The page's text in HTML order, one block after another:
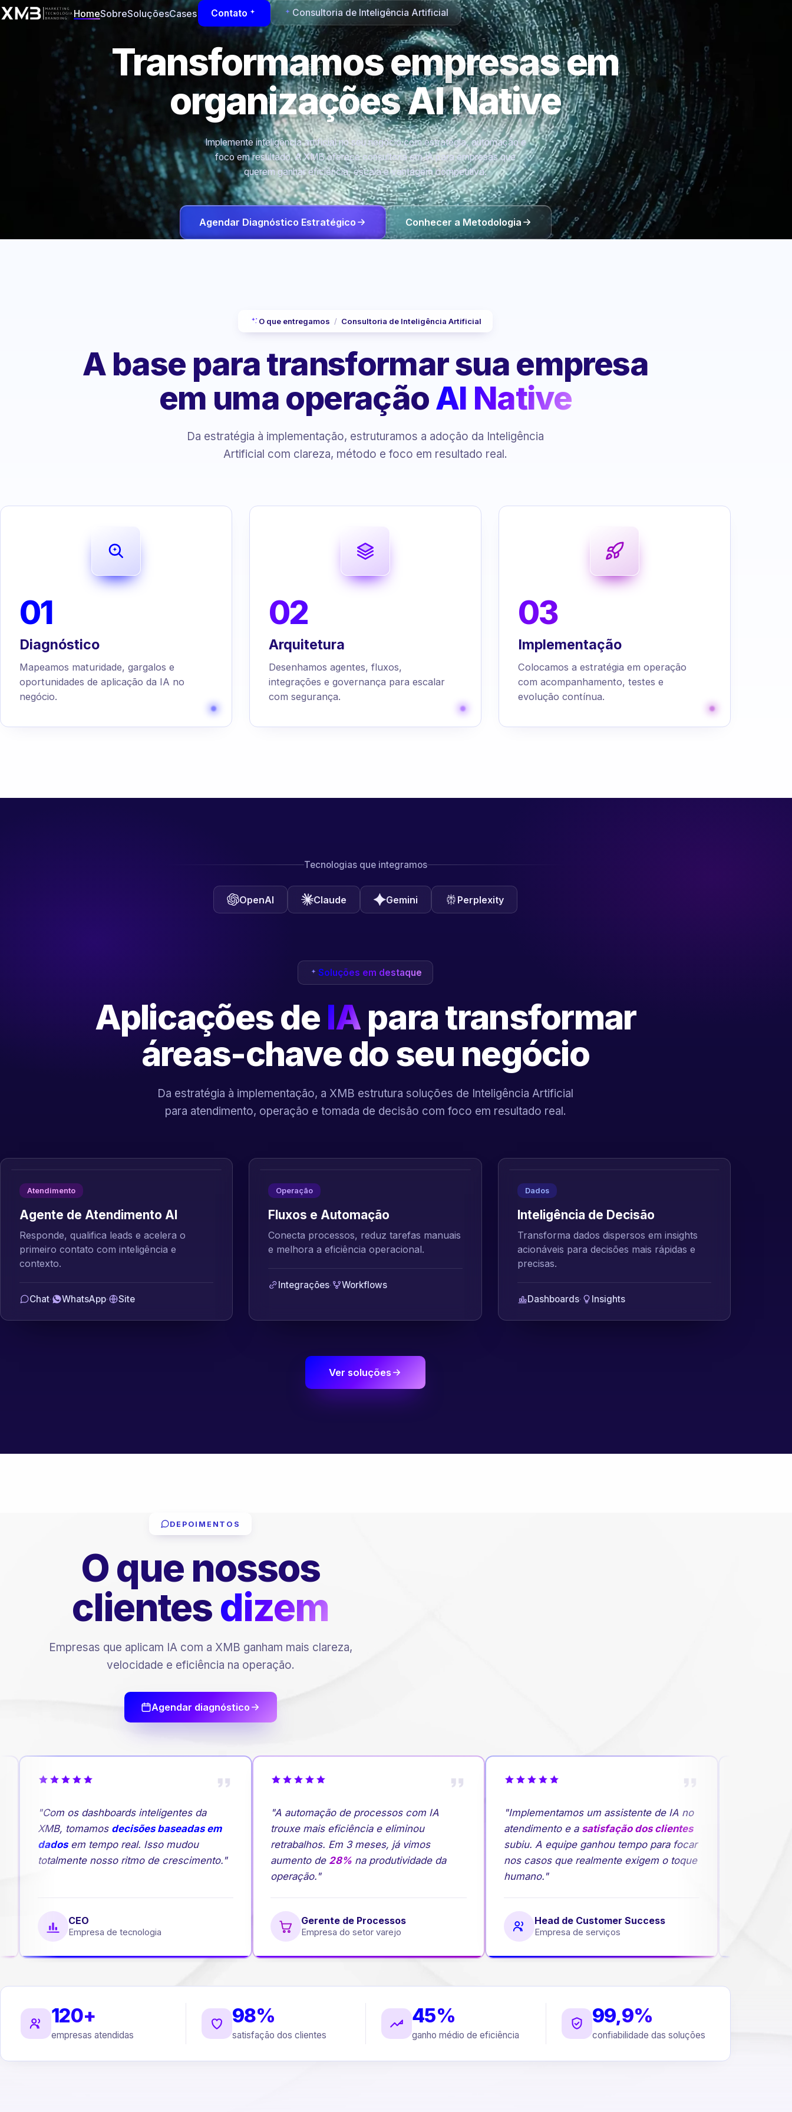
HomeSobreSoluçõesCases Contato Consultoria de Inteligência Artificial
Transformamos empresas em
organizaçõesAI Native
Implemente inteligência artificial no seu negócio com estratégia, automação e
foco em resultado. A XMB oferece consultoria em IA para empresas que
querem ganhar eficiência, escala e vantagem competitiva.
Agendar Diagnóstico Estratégico Conhecer a Metodologia
O que entregamos / Consultoria de Inteligência Artificial
A base para transformar sua empresa
em uma operaçãoAI Native
Da estratégia à implementação, estruturamos a adoção da Inteligência
Artificial com clareza, método e foco em resultado real.
01
Diagnóstico
Mapeamos maturidade, gargalos e
oportunidades de aplicação da IA no
negócio.
02
Arquitetura
Desenhamos agentes, fluxos,
integrações e governança para escalar
com segurança.
03
Implementação
Colocamos a estratégia em operação
com acompanhamento, testes e
evolução contínua.
Tecnologias que integramos
OpenAI Claude Gemini Perplexity
Soluções em destaque
Aplicações de IApara transformar
áreas-chave do seu negócio
Da estratégia à implementação, a XMB estrutura soluções de Inteligência Artificial
para atendimento, operação e tomada de decisão com foco em resultado real.
Atendimento
Agente de Atendimento AI
Responde, qualifica leads e acelera o
primeiro contato com inteligência e
contexto.
Chat· WhatsApp· Site
Operação
Fluxos e Automação
Conecta processos, reduz tarefas manuais
e melhora a eficiência operacional.
Integrações· Workflows
Dados
Inteligência de Decisão
Transforma dados dispersos em insights
acionáveis para decisões mais rápidas e
precisas.
Dashboards· Insights
Ver soluções
DEPOIMENTOS
O que nossos
clientesdizem
Empresas que aplicam IA com a XMB ganham mais clareza,
velocidade e eficiência na operação.
Agendar diagnóstico
"Com os dashboards inteligentes da
XMB, tomamosdecisões baseadas em
dadosem tempo real. Isso mudou
totalmente nosso ritmo de crescimento."
CEO
Empresa de tecnologia
"A automação de processos com IA
trouxe mais eficiência e eliminou
retrabalhos. Em 3 meses, já vimos
aumento de28%na produtividade da
operação."
Gerente de Processos
Empresa do setor varejo
"Implementamos um assistente de IA no
atendimento e a satisfação dos clientes
subiu. A equipe ganhou tempo para focar
nos casos que realmente exigem o toque
humano."
Head de Customer Success
Empresa de serviços
120+
empresas atendidas
98%
satisfação dos clientes
45%
ganho médio de eficiência
99,9%
confiabilidade das soluções